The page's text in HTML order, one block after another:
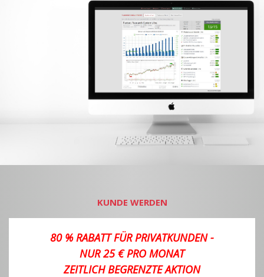
KUNDE WERDEN
80 % RABATT FÜR PRIVATKUNDEN -
NUR 25 € PRO MONAT
ZEITLICH BEGRENZTE AKTION